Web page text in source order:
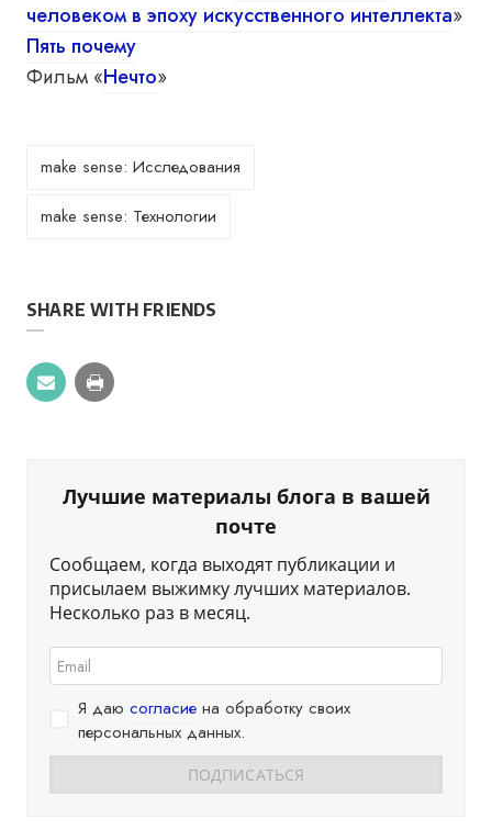
человеком в эпоху искусственного интеллекта»
Пять почему
Фильм «Нечто»
make sense: Исследования
make sense: Технологии
SHARE WITH FRIENDS
Лучшие материалы блога в вашей
почте
Сообщаем, когда выходят публикации и
присылаем выжимку лучших материалов.
Несколько раз в месяц.
Я даю согласие на обработку своих
персональных данных.